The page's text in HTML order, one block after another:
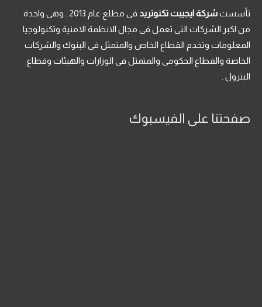
تأسستشركة ايجيبت تكنوتريد
فى مطلع عام 2013 . وهى واحدة
من اكبر الشركات التى تعمل فى مجال الانظمة الامنية وتكنولوجيا
المعلومات وتخدم القطاع الخاص والمتمثل فى البنوك والشركات
الخاصة والقطاع الحكومى والمتمثل فى الوزارات والهيئات وقطاع
البترول .
صفحتنا على الفيسبوك